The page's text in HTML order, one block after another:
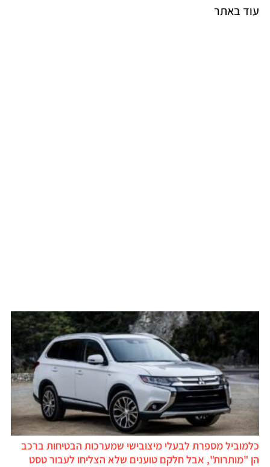
עוד באתר
כלמוביל מספרת לבעלי מיצובישי שמערכות הבטיחות ברכב
הן "מותרות", אבל חלקם טוענים שלא הצליחו לעבור טסט